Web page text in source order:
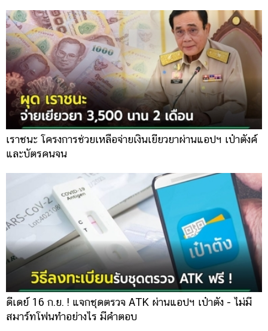
เราชนะ โครงการช่วยเหลือจ่ายเงินเยียวยาผ่านแอปฯ เป๋าตังค์
และบัตรคนจน
ดีเดย์ 16 ก.ย. ! แจกชุดตรวจ ATK ผ่านแอปฯ เป๋าตัง - ไม่มี
สมาร์ทโฟนทำอย่างไร มีคำตอบ